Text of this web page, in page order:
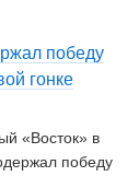
победу
гонке
«Восток» в
победу